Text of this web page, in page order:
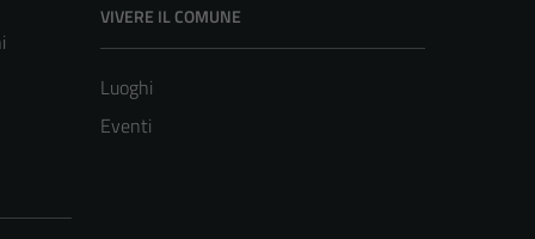
VIVERE IL COMUNE
Luoghi
Eventi